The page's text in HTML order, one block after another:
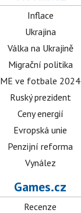
Inflace
Ukrajina
Válka na Ukrajině
Migrační politika
ME ve fotbale 2024
Ruský prezident
Ceny energií
Evropská unie
Penzijní reforma
Vynález
Games.cz
Recenze